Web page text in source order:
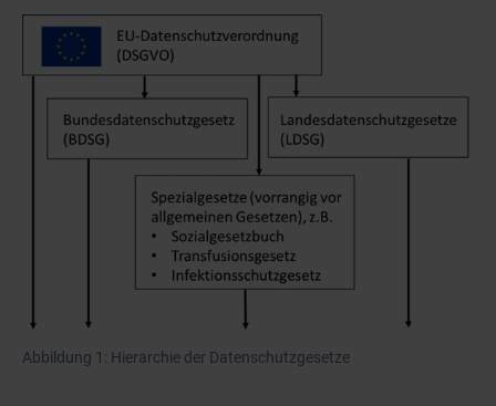
Abbildung 1: Hierarchie der Datenschutzgesetze